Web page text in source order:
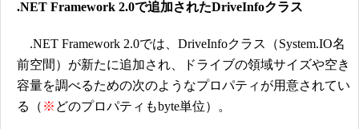
.NET Framework 2.0で追加されたDriveInfoクラス
.NET Framework 2.0では、DriveInfoクラス（System.IO名
前空間）が新たに追加され、ドライブの領域サイズや空き
容量を調べるための次のようなプロパティが用意されてい
る（ ※ どのプロパティもbyte単位）。